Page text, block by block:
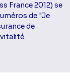
France 2012) se
de "Je
de